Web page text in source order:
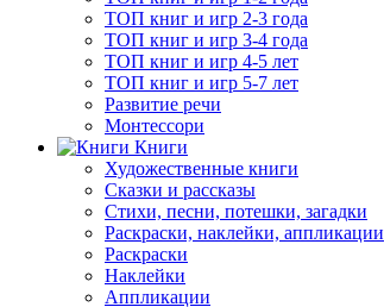
ТОП книг и игр 2-3 года
ТОП книг и игр 3-4 года
ТОП книг и игр 4-5 лет
ТОП книг и игр 5-7 лет
Развитие речи
Монтессори
Книги
Художественные книги
Сказки и рассказы
Стихи, песни, потешки, загадки
Раскраски, наклейки, аппликации
Раскраски
Наклейки
Аппликации